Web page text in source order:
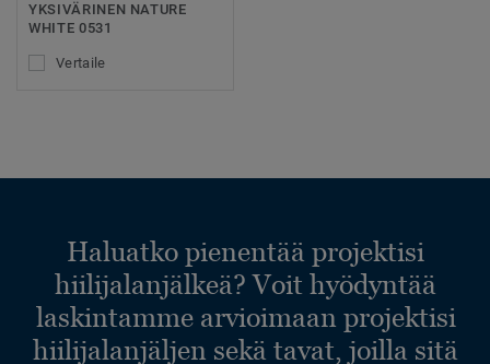
YKSIVÄRINEN NATURE
WHITE 0531
Vertaile
Haluatko pienentää projektisi
hiilijalanjälkeä? Voit hyödyntää
laskintamme arvioimaan projektisi
hiilijalanjäljen sekä tavat, joilla sitä